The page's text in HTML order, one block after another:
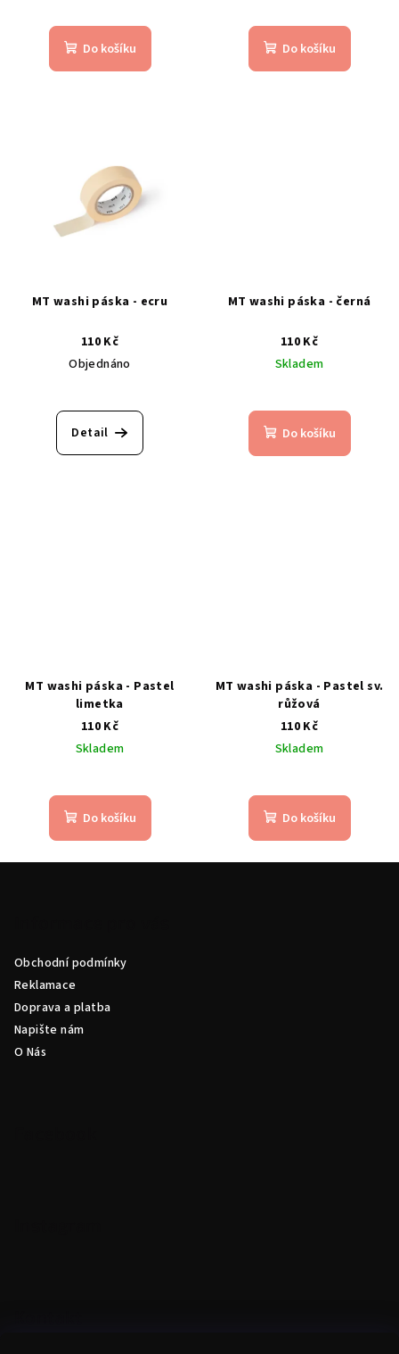
Do košíku Do košíku
MT washi páska - ecru
110 Kč
Objednáno
Detail
MT washi páska - černá
110 Kč
Skladem
Do košíku
MT washi páska - Pastel
limetka
110 Kč
Skladem
Do košíku
MT washi páska - Pastel sv.
růžová
110 Kč
Skladem
Do košíku
Obchodní podmínky
Reklamace
Doprava a platba
Napište nám
O Nás